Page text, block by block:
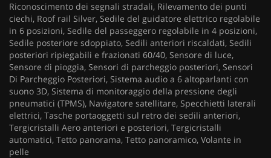
Riconoscimento dei segnali stradali, Rilevamento dei punti
ciechi, Roof rail Silver, Sedile del guidatore elettrico regolabile
in 6 posizioni, Sedile del passeggero regolabile in 4 posizioni,
Sedile posteriore sdoppiato, Sedili anteriori riscaldati, Sedili
posteriori ripiegabili e frazionati 60/40, Sensore di luce,
Sensore di pioggia, Sensori di parcheggio posteriori, Sensori
Di Parcheggio Posteriori, Sistema audio a 6 altoparlanti con
suono 3D, Sistema di monitoraggio della pressione degli
pneumatici (TPMS), Navigatore satellitare, Specchietti laterali
elettrici, Tasche portaoggetti sul retro dei sedili anteriori,
Tergicristalli Aero anteriori e posteriori, Tergicristalli
automatici, Tetto panorama, Tetto panoramico, Volante in
pelle